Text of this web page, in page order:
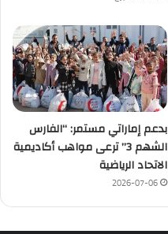
بدعم إماراتي مستمر: “الفارس
الشهم 3” ترعى مواهب أكاديمية
الاتحاد الرياضية
2026-07-06